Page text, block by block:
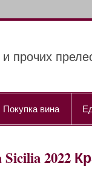
прочих
Покупка вина
Sicilia